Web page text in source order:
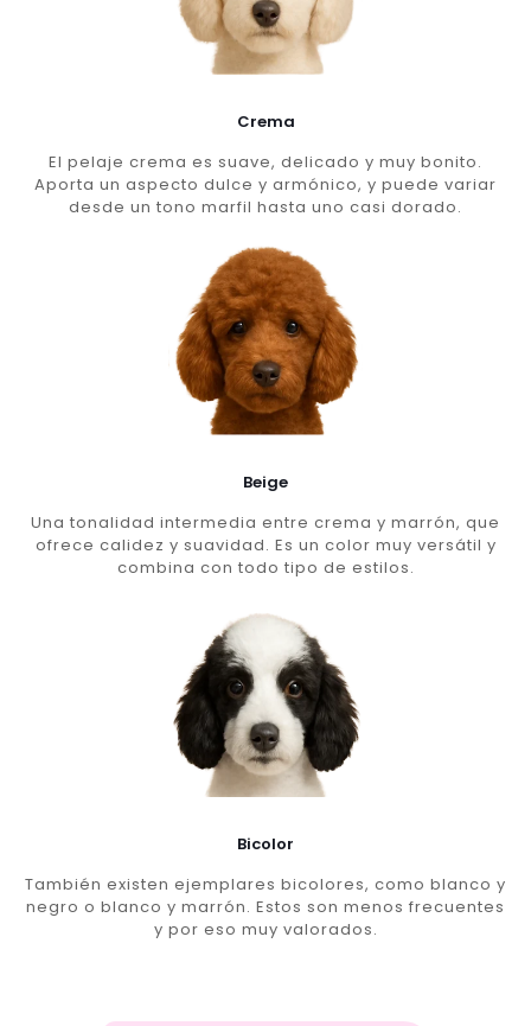
Crema
El pelaje crema es suave, delicado y muy bonito.
Aporta un aspecto dulce y armónico, y puede variar
desde un tono marfil hasta uno casi dorado.
Beige
Una tonalidad intermedia entre crema y marrón, que
ofrece calidez y suavidad. Es un color muy versátil y
combina con todo tipo de estilos.
Bicolor
También existen ejemplares bicolores, como blanco y
negro o blanco y marrón. Estos son menos frecuentes
y por eso muy valorados.